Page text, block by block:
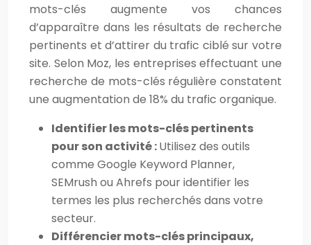
mots-clés augmente vos chances
d’apparaître dans les résultats de recherche
pertinents et d’attirer du trafic ciblé sur votre
site. Selon Moz, les entreprises effectuant une
recherche de mots-clés régulière constatent
une augmentation de 18% du trafic organique.
Identifier les mots-clés pertinents
pour son activité :Utilisez des outils
comme Google Keyword Planner,
SEMrush ou Ahrefs pour identifier les
termes les plus recherchés dans votre
secteur.
Différencier mots-clés principaux,